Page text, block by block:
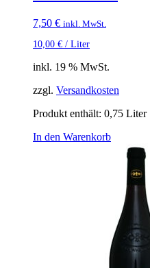
7,50 € inkl. MwSt.
10,00 € / Liter
inkl. 19 % MwSt.
zzgl. Versandkosten
Produkt enthält: 0,75 Liter
In den Warenkorb